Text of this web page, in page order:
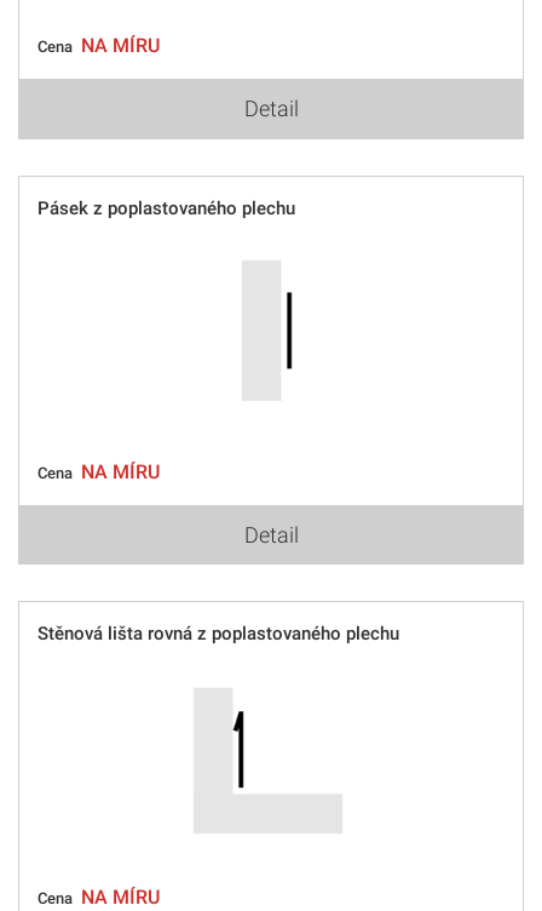
Cena NA MÍRU
Detail
Pásek z poplastovaného plechu
Cena NA MÍRU
Detail
Stěnová lišta rovná z poplastovaného plechu
Cena NA MÍRU